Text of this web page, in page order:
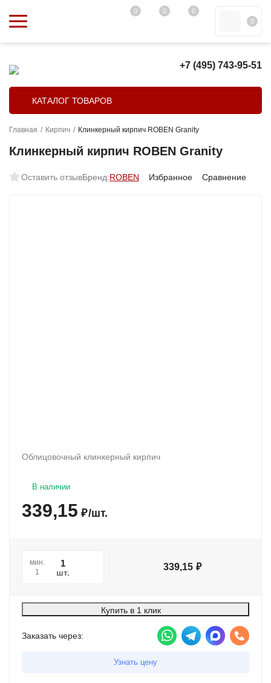
0 0
0
0
+7 (495) 743-95-51
КАТАЛОГ ТОВАРОВ
Главная / Кирпич / Клинкерный кирпич ROBEN Granity
Клинкерный кирпич ROBEN Granity
Оставить отзывБренд:ROBEN Избранное Сравнение
Облицовочный клинкерный кирпич
В наличии
339,15 ₽/шт.
мин.
1
шт.
339,15 ₽
Купить в 1 клик
Заказать через:
Узнать цену